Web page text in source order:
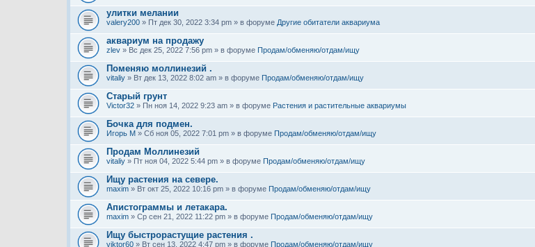
улитки мелании
valery200 » Пт дек 30, 2022 3:34 pm » в форуме Другие обитатели аквариума
аквариум на продажу
zlev » Вс дек 25, 2022 7:56 pm » в форуме Продам/обменяю/отдам/ищу
Поменяю моллинезий .
vitaliy » Вт дек 13, 2022 8:02 am » в форуме Продам/обменяю/отдам/ищу
Старый грунт
Victor32 » Пн ноя 14, 2022 9:23 am » в форуме Растения и растительные аквариумы
Бочка для подмен.
Игорь М » Сб ноя 05, 2022 7:01 pm » в форуме Продам/обменяю/отдам/ищу
Продам Моллинезий
vitaliy » Пт ноя 04, 2022 5:44 pm » в форуме Продам/обменяю/отдам/ищу
Ищу растения на севере.
maxim » Вт окт 25, 2022 10:16 pm » в форуме Продам/обменяю/отдам/ищу
Апистограммы и летакара.
maxim » Ср сен 21, 2022 11:22 pm » в форуме Продам/обменяю/отдам/ищу
Ищу быстрорастущие растения .
viktor60 » Вт сен 13, 2022 4:47 pm » в форуме Продам/обменяю/отдам/ищу